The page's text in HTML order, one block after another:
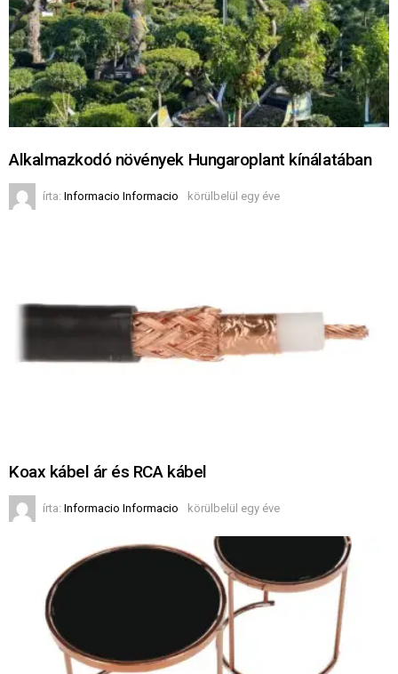
Alkalmazkodó növények Hungaroplant kínálatában
írta: Informacio Informacio körülbelül egy éve
Koax kábel ár és RCA kábel
írta: Informacio Informacio körülbelül egy éve